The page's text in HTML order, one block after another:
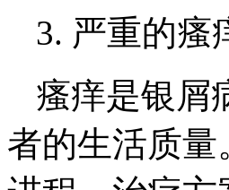
3. 严重的瘙
瘙痒是银屑
者的生活质